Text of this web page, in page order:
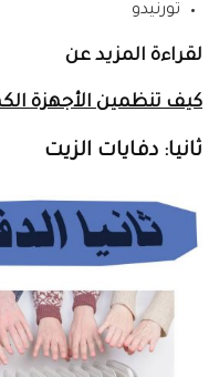
تورنيدو
لقراءة المزيد عن
كيف تنظمين الأجهزة
ثانيا: دفايات الزيت